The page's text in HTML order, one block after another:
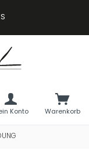
Warenkorb
Konto